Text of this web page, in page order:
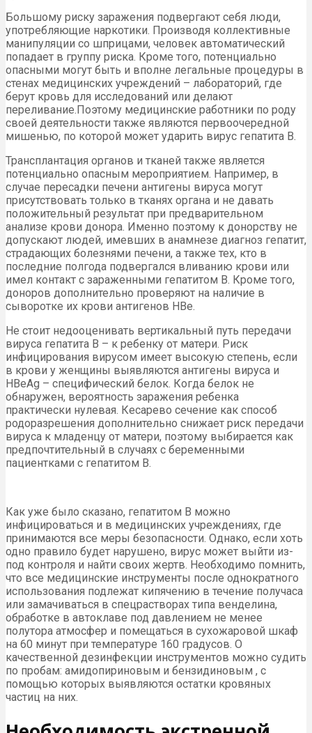
Большому риску заражения подвергают себя люди,
употребляющие наркотики. Производя коллективные
манипуляции со шприцами, человек автоматический
попадает в группу риска. Кроме того, потенциально
опасными могут быть и вполне легальные процедуры в
стенах медицинских учреждений – лабораторий, где
берут кровь для исследований или делают
переливание.Поэтому медицинские работники по роду
своей деятельности также являются первоочередной
мишенью, по которой может ударить вирус гепатита В.
Трансплантация органов и тканей также является
потенциально опасным мероприятием. Например, в
случае пересадки печени антигены вируса могут
присутствовать только в тканях органа и не давать
положительный результат при предварительном
анализе крови донора. Именно поэтому к донорству не
допускают людей, имевших в анамнезе диагноз гепатит,
страдающих болезнями печени, а также тех, кто в
последние полгода подвергался вливанию крови или
имел контакт с зараженными гепатитом В. Кроме того,
доноров дополнительно проверяют на наличие в
сыворотке их крови антигенов НВе.
Не стоит недооценивать вертикальный путь передачи
вируса гепатита В – к ребенку от матери. Риск
инфицирования вирусом имеет высокую степень, если
в крови у женщины выявляются антигены вируса и
HBeAg – специфический белок. Когда белок не
обнаружен, вероятность заражения ребенка
практически нулевая. Кесарево сечение как способ
родоразрешения дополнительно снижает риск передачи
вируса к младенцу от матери, поэтому выбирается как
предпочтительный в случаях с беременными
пациентками с гепатитом В.
Как уже было сказано, гепатитом В можно
инфицироваться и в медицинских учреждениях, где
принимаются все меры безопасности. Однако, если хоть
одно правило будет нарушено, вирус может выйти из-
под контроля и найти своих жертв. Необходимо помнить,
что все медицинские инструменты после однократного
использования подлежат кипячению в течение получаса
или замачиваться в спецрастворах типа венделина,
обработке в автоклаве под давлением не менее
полутора атмосфер и помещаться в сухожаровой шкаф
на 60 минут при температуре 160 градусов. О
качественной дезинфекции инструментов можно судить
по пробам: амидопириновым и бензидиновым , с
помощью которых выявляются остатки кровяных
частиц на них.